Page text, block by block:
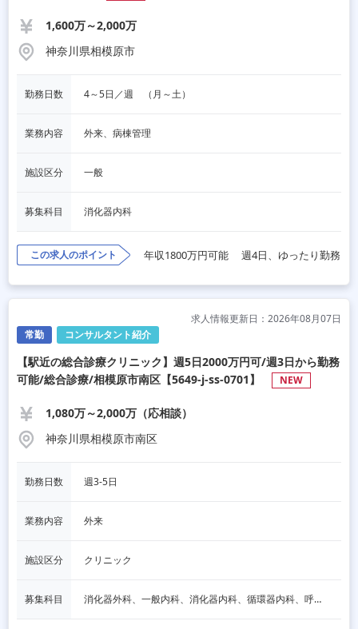
1,600万～2,000万
神奈川県相模原市
勤務日数 4～5日／週　（月～土）
業務内容 外来、病棟管理
施設区分 一般
募集科目 消化器内科
この求人のポイント 年収1800万円可能 週4日、ゆったり勤務
常勤 コンサルタント紹介
求人情報更新日：2026年08月07日
【駅近の総合診療クリニック】週5日2000万円可/週3日から勤務
可能/総合診療/相模原市南区【5649-j-ss-0701】
NEW
1,080万～2,000万（応相談）
神奈川県相模原市南区
勤務日数 週3-5日
業務内容 外来
施設区分 クリニック
募集科目 消化器外科、一般内科、消化器内科、循環器内科、呼吸器内科、血液内科、脳神経内科、内分泌内科、老人内科、一般外科、心臓外科、呼吸器外科、脳神経外科、整形外科、形成外科、リハビリテーション科